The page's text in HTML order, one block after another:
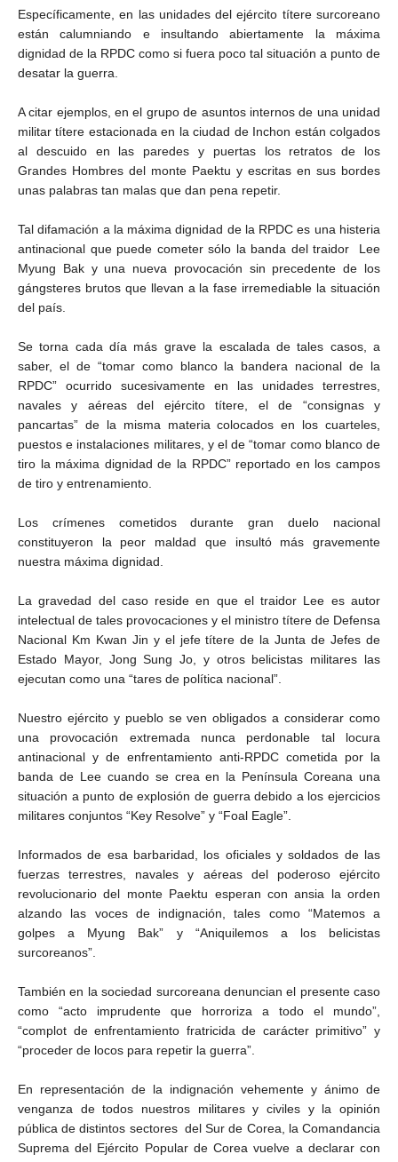
Específicamente, en las unidades del ejército títere surcoreano
están calumniando e insultando abiertamente la máxima
dignidad de la RPDC como si fuera poco tal situación a punto de
desatar la guerra.
A citar ejemplos, en el grupo de asuntos internos de una unidad
militar títere estacionada en la ciudad de Inchon están colgados
al descuido en las paredes y puertas los retratos de los
Grandes Hombres del monte Paektu y escritas en sus bordes
unas palabras tan malas que dan pena repetir.
Tal difamación a la máxima dignidad de la RPDC es una histeria
antinacional que puede cometer sólo la banda del traidor Lee
Myung Bak y una nueva provocación sin precedente de los
gángsteres brutos que llevan a la fase irremediable la situación
del país.
Se torna cada día más grave la escalada de tales casos, a
saber, el de “tomar como blanco la bandera nacional de la
RPDC” ocurrido sucesivamente en las unidades terrestres,
navales y aéreas del ejército títere, el de “consignas y
pancartas” de la misma materia colocados en los cuarteles,
puestos e instalaciones militares, y el de “tomar como blanco de
tiro la máxima dignidad de la RPDC” reportado en los campos
de tiro y entrenamiento.
Los crímenes cometidos durante gran duelo nacional
constituyeron la peor maldad que insultó más gravemente
nuestra máxima dignidad.
La gravedad del caso reside en que el traidor Lee es autor
intelectual de tales provocaciones y el ministro títere de Defensa
Nacional Km Kwan Jin y el jefe títere de la Junta de Jefes de
Estado Mayor, Jong Sung Jo, y otros belicistas militares las
ejecutan como una “tares de política nacional”.
Nuestro ejército y pueblo se ven obligados a considerar como
una provocación extremada nunca perdonable tal locura
antinacional y de enfrentamiento anti-RPDC cometida por la
banda de Lee cuando se crea en la Península Coreana una
situación a punto de explosión de guerra debido a los ejercicios
militares conjuntos “Key Resolve” y “Foal Eagle”.
Informados de esa barbaridad, los oficiales y soldados de las
fuerzas terrestres, navales y aéreas del poderoso ejército
revolucionario del monte Paektu esperan con ansia la orden
alzando las voces de indignación, tales como “Matemos a
golpes a Myung Bak” y “Aniquilemos a los belicistas
surcoreanos”.
También en la sociedad surcoreana denuncian el presente caso
como “acto imprudente que horroriza a todo el mundo”,
“complot de enfrentamiento fratricida de carácter primitivo” y
“proceder de locos para repetir la guerra”.
En representación de la indignación vehemente y ánimo de
venganza de todos nuestros militares y civiles y la opinión
pública de distintos sectores del Sur de Corea, la Comandancia
Suprema del Ejército Popular de Corea vuelve a declarar con